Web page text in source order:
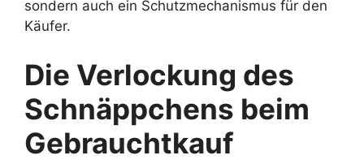
sondern auch ein Schutzmechanismus für den
Käufer.
Die Verlockung des
Schnäppchens beim
Gebrauchtkauf